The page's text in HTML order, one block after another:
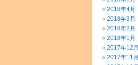
2018年4月
2018年3月
2018年2月
2018年1月
2017年12月
2017年11月